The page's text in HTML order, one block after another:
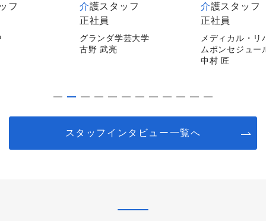
フ
大学
介護スタッフ
正社員
メディカル・リハビリホー
ムボンセジュール千葉
介護スタッフ
非常勤
メディカルホー
逗子
平山 陽子
スタッフインタビュー一覧へ